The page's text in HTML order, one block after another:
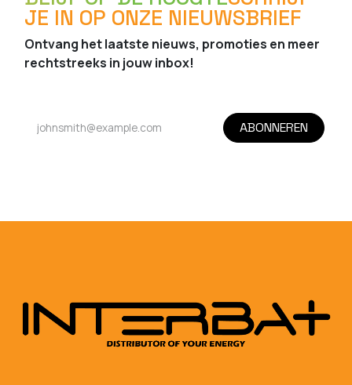
JE IN OP ONZE NIEUWSBRIEF
Ontvang het laatste nieuws, promoties en meer
rechtstreeks in jouw inbox!
ABONNEREN